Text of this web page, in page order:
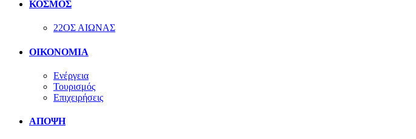
ΚΟΣΜΟΣ
22ΟΣ ΑΙΩΝΑΣ
ΟΙΚΟΝΟΜΙΑ
Ενέργεια
Τουρισμός
Επιχειρήσεις
ΑΠΟΨΗ